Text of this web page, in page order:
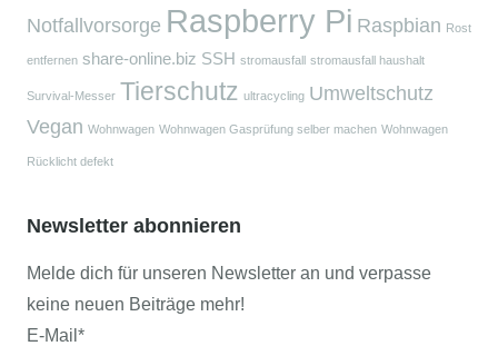
Notfallvorsorge Raspberry Pi Raspbian Rost
entfernen share-online.biz SSH stromausfall stromausfall haushalt
Survival-Messer Tierschutz ultracycling Umweltschutz
Vegan Wohnwagen Wohnwagen Gasprüfung selber machen Wohnwagen
Rücklicht defekt
Newsletter abonnieren
Melde dich für unseren Newsletter an und verpasse
keine neuen Beiträge mehr!
E-Mail*